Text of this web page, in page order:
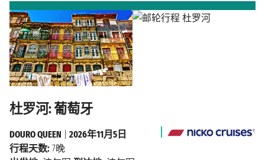
杜罗河: 葡萄牙
DOURO QUEEN
2026年11月5日
行程天数: 7晚